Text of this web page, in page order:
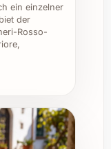
der Likör
einer
Digestif
sorgt für
ein einzelner
der
Rosso-